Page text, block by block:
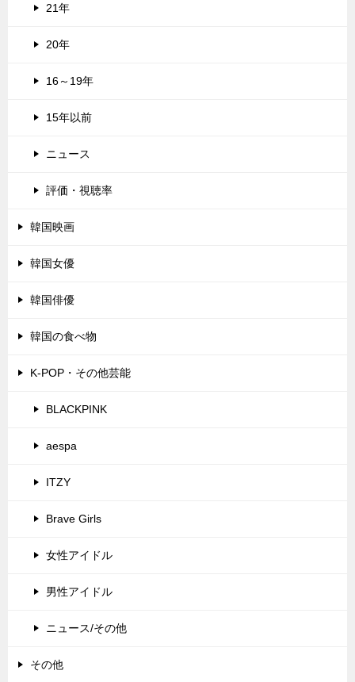
21年
20年
16～19年
15年以前
ニュース
評価・視聴率
韓国映画
韓国女優
韓国俳優
韓国の食べ物
K-POP・その他芸能
BLACKPINK
aespa
ITZY
Brave Girls
女性アイドル
男性アイドル
ニュース/その他
その他